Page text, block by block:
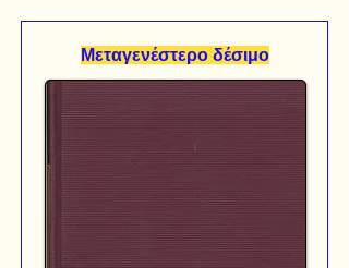
Μεταγενέστερο δέσιμο